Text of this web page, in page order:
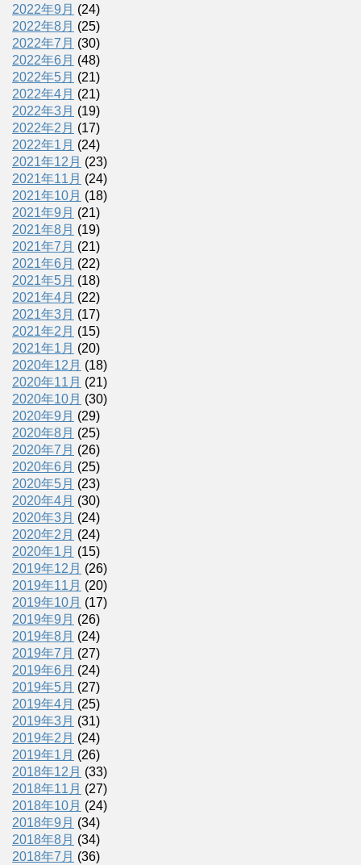
2022年9月 (24)
2022年8月 (25)
2022年7月 (30)
2022年6月 (48)
2022年5月 (21)
2022年4月 (21)
2022年3月 (19)
2022年2月 (17)
2022年1月 (24)
2021年12月 (23)
2021年11月 (24)
2021年10月 (18)
2021年9月 (21)
2021年8月 (19)
2021年7月 (21)
2021年6月 (22)
2021年5月 (18)
2021年4月 (22)
2021年3月 (17)
2021年2月 (15)
2021年1月 (20)
2020年12月 (18)
2020年11月 (21)
2020年10月 (30)
2020年9月 (29)
2020年8月 (25)
2020年7月 (26)
2020年6月 (25)
2020年5月 (23)
2020年4月 (30)
2020年3月 (24)
2020年2月 (24)
2020年1月 (15)
2019年12月 (26)
2019年11月 (20)
2019年10月 (17)
2019年9月 (26)
2019年8月 (24)
2019年7月 (27)
2019年6月 (24)
2019年5月 (27)
2019年4月 (25)
2019年3月 (31)
2019年2月 (24)
2019年1月 (26)
2018年12月 (33)
2018年11月 (27)
2018年10月 (24)
2018年9月 (34)
2018年8月 (34)
2018年7月 (36)